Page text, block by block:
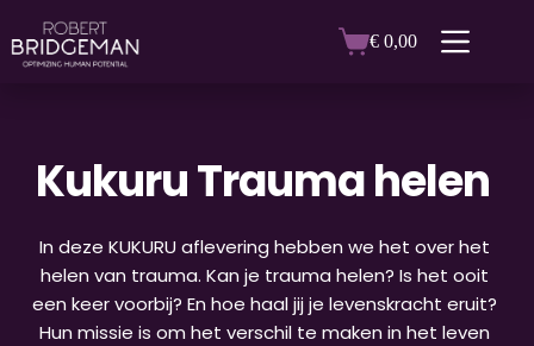
de
inhoud
Winkelwagen
€ 0,00
Kukuru Trauma helen
In deze KUKURU aflevering hebben we het over het
helen van trauma. Kan je trauma helen? Is het ooit
een keer voorbij? En hoe haal jij je levenskracht eruit?
Hun missie is om het verschil te maken in het leven